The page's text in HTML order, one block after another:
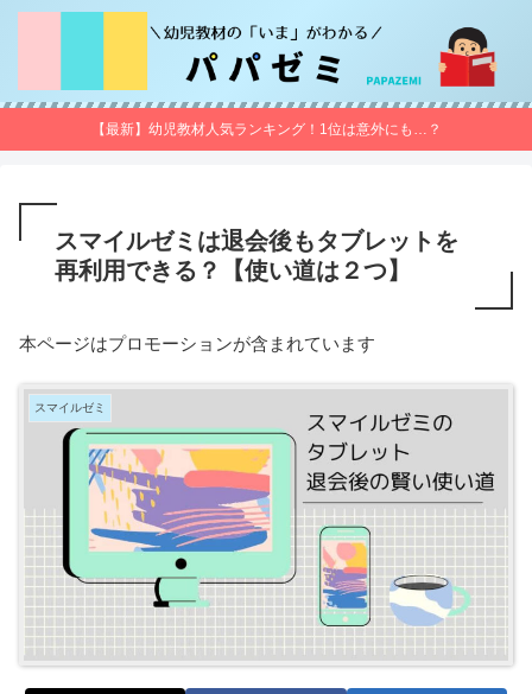
【最新】幼児教材人気ランキング！1位は意外にも…？
スマイルゼミは退会後もタブレットを
再利用できる？【使い道は２つ】
本ページはプロモーションが含まれています
スマイルゼミ